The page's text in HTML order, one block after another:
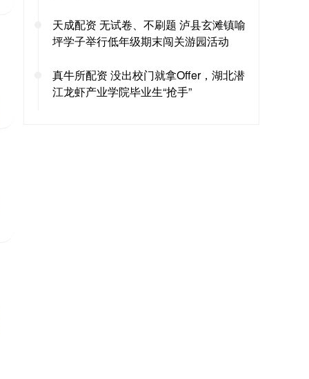
天成配资 无试卷、不刷题 泸县玄滩镇喻
坪学子举行低年级期末闯关游园活动
真牛所配资 没出校门就拿Offer，湖北潜
江龙虾产业学院毕业生“抢手”